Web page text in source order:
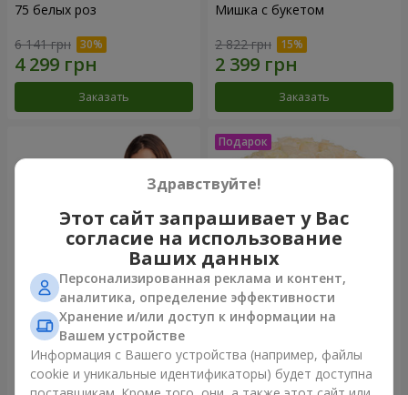
75 белых роз
6 141 грн
Заказать
Мишка с букетом
2 822 грн
Заказать
151 красная роза
16 180 грн
Букет "Очей очарованье"
3 499 грн
Здравствуйте!
Этот сайт запрашивает у Вас
согласие на использование
Ваших данных
Персонализированная реклама и контент,
аналитика, определение эффективности
Хранение и/или доступ к информации на
Вашем устройстве
Информация с Вашего устройства (например, файлы
cookie и уникальные идентификаторы) будет доступна